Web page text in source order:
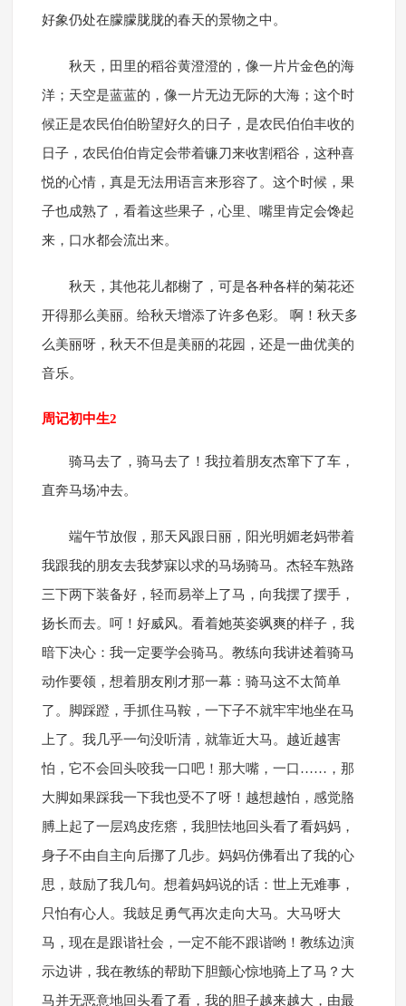
好象仍处在朦朦胧胧的春天的景物之中。
秋天，田里的稻谷黄澄澄的，像一片片金色的海
洋；天空是蓝蓝的，像一片无边无际的大海；这个时
候正是农民伯伯盼望好久的日子，是农民伯伯丰收的
日子，农民伯伯肯定会带着镰刀来收割稻谷，这种喜
悦的心情，真是无法用语言来形容了。这个时候，果
子也成熟了，看着这些果子，心里、嘴里肯定会馋起
来，口水都会流出来。
秋天，其他花儿都榭了，可是各种各样的菊花还
开得那么美丽。给秋天增添了许多色彩。 啊！秋天多
么美丽呀，秋天不但是美丽的花园，还是一曲优美的
音乐。
周记初中生2
骑马去了，骑马去了！我拉着朋友杰窜下了车，
直奔马场冲去。
端午节放假，那天风跟日丽，阳光明媚老妈带着
我跟我的朋友去我梦寐以求的马场骑马。杰轻车熟路
三下两下装备好，轻而易举上了马，向我摆了摆手，
扬长而去。呵！好威风。看着她英姿飒爽的样子，我
暗下决心：我一定要学会骑马。教练向我讲述着骑马
动作要领，想着朋友刚才那一幕：骑马这不太简单
了。脚踩蹬，手抓住马鞍，一下子不就牢牢地坐在马
上了。我几乎一句没听清，就靠近大马。越近越害
怕，它不会回头咬我一口吧！那大嘴，一口……，那
大脚如果踩我一下我也受不了呀！越想越怕，感觉胳
膊上起了一层鸡皮疙瘩，我胆怯地回头看了看妈妈，
身子不由自主向后挪了几步。妈妈仿佛看出了我的心
思，鼓励了我几句。想着妈妈说的话：世上无难事，
只怕有心人。我鼓足勇气再次走向大马。大马呀大
马，现在是跟谐社会，一定不能不跟谐哟！教练边演
示边讲，我在教练的帮助下胆颤心惊地骑上了马？大
马并无恶意地回头看了看，我的胆子越来越大，由最